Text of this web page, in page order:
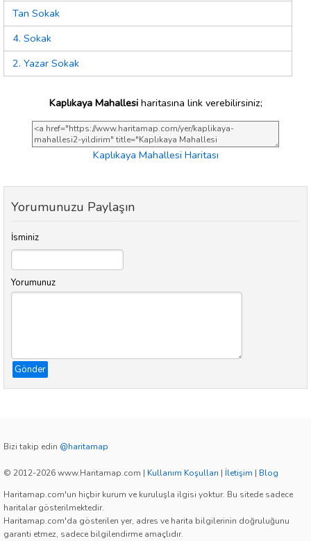
Tan Sokak
4. Sokak
2. Yazar Sokak
Kaplıkaya Mahallesiharitasına link verebilirsiniz;
Kaplıkaya Mahallesi Haritası
Yorumunuzu Paylaşın
İsminiz
Yorumunuz
Gönder
Bizi takip edin @haritamap
© 2012-2026 www.Haritamap.com | Kullanım Koşulları | İletişim | Blog
Haritamap.com'un hiçbir kurum ve kuruluşla ilgisi yoktur. Bu sitede sadece
haritalar gösterilmektedir.
Haritamap.com'da gösterilen yer, adres ve harita bilgilerinin doğruluğunu
garanti etmez, sadece bilgilendirme amaçlıdır.